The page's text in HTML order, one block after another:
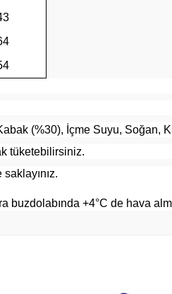
(%30), İçme Suyu, Soğan,
tüketebilirsiniz.
buzdolabında +4°C de hava